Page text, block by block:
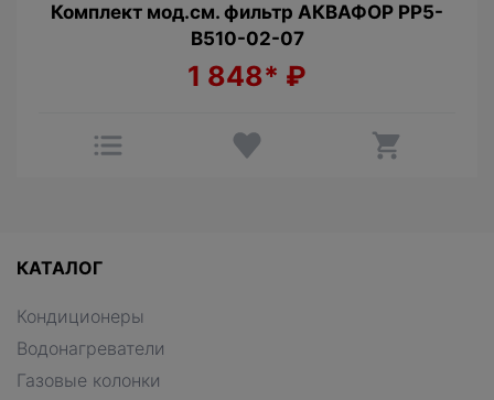
Комплект мод.см. фильтр АКВАФОР РР5-
В510-02-07
1 848* ₽
КАТАЛОГ
Кондиционеры
Водонагреватели
Газовые колонки